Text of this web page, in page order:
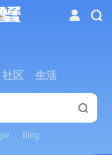
社区 生活
Bing